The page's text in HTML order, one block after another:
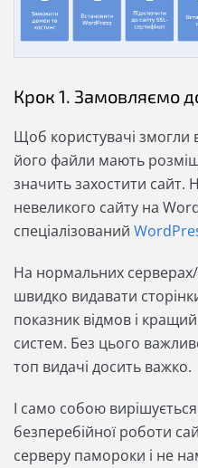
Крок 1. Замовляємо
Щоб користувачі змогли
його файли мають
значить захостити
невеликого сайту на
спеціалізований
На нормальних
швидко видавати
показник відмов і
систем. Без цього
топ видачі досить важко.
І само собою
безперебійної роботи
серверу памороки і не